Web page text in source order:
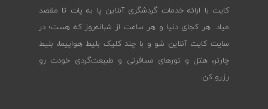
کایت با ارائه خدمات گردشگری آنلاین پا به پات تا مقصد
میاد. هر کجای دنیا و هر ساعت از شبانه‌روز که هست؛ در
سایت کایت آنلاین شو و با چند کلیک بلیط هواپیما، بلیط
چارتر، هتل و تورهای مسافرتی و طبیعت‌گردی خودت رو
رزرو کن.